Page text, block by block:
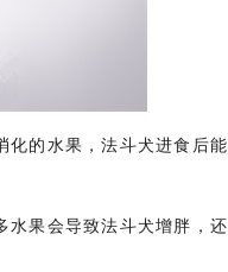
化的水果，法斗犬进食后能
水果会导致法斗犬增胖，还